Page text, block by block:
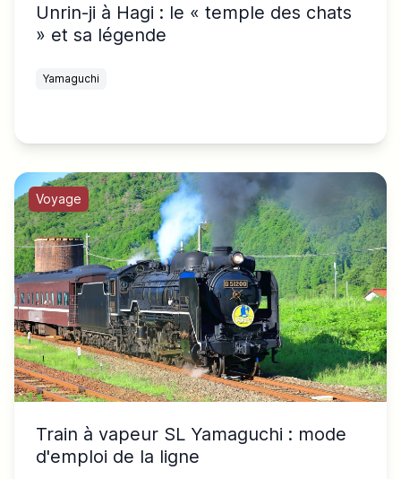
Unrin-ji à Hagi : le « temple des chats
» et sa légende
Yamaguchi
Voyage
Train à vapeur SL Yamaguchi : mode
d'emploi de la ligne